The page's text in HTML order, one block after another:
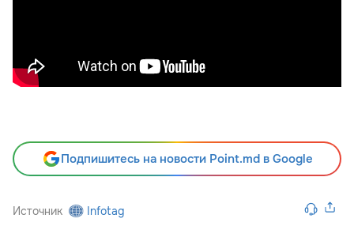
Подпишитесь на новости Point.md в Google
Источник Infotag